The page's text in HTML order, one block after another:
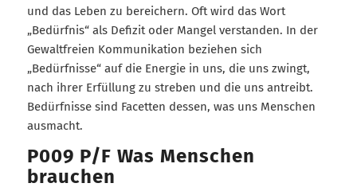
und das Leben zu bereichern. Oft wird das Wort
„Bedürfnis“ als Defizit oder Mangel verstanden. In der
Gewaltfreien Kommunikation beziehen sich
„Bedürfnisse“ auf die Energie in uns, die uns zwingt,
nach ihrer Erfüllung zu streben und die uns antreibt.
Bedürfnisse sind Facetten dessen, was uns Menschen
ausmacht.
P009 P/F Was Menschen
brauchen